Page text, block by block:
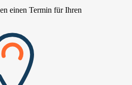
einen Termin für Ihren